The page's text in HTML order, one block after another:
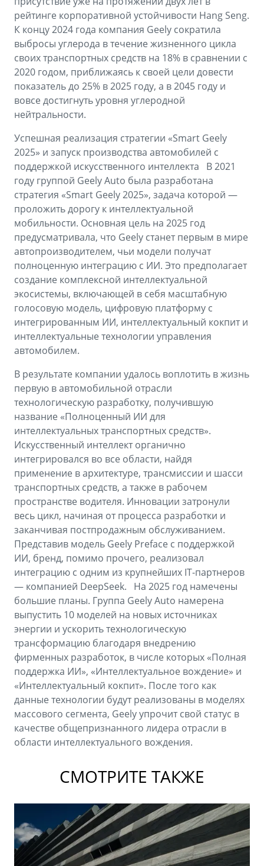
рейтинге корпоративной устойчивости Hang Seng.
К концу 2024 года компания Geely сократила
выбросы углерода в течение жизненного цикла
своих транспортных средств на 18% в сравнении с
2020 годом, приближаясь к своей цели довести
показатель до 25% в 2025 году, а в 2045 году и
вовсе достигнуть уровня углеродной
нейтральности.
Успешная реализация стратегии «Smart Geely
2025» и запуск производства автомобилей с
поддержкой искусственного интеллекта В 2021
году группой Geely Auto была разработана
стратегия «Smart Geely 2025», задача которой —
проложить дорогу к интеллектуальной
мобильности. Основная цель на 2025 год
предусматривала, что Geely станет первым в мире
автопроизводителем, чьи модели получат
полноценную интеграцию с ИИ. Это предполагает
создание комплексной интеллектуальной
экосистемы, включающей в себя масштабную
голосовую модель, цифровую платформу c
интегрированным ИИ, интеллектуальный кокпит и
интеллектуальные технологии управления
автомобилем.
В результате компании удалось воплотить в жизнь
первую в автомобильной отрасли
технологическую разработку, получившую
название «Полноценный ИИ для
интеллектуальных транспортных средств».
Искусственный интеллект органично
интегрировался во все области, найдя
применение в архитектуре, трансмиссии и шасси
транспортных средств, а также в рабочем
пространстве водителя. Инновации затронули
весь цикл, начиная от процесса разработки и
заканчивая постпродажным обслуживанием.
Представив модель Geely Preface с поддержкой
ИИ, бренд, помимо прочего, реализовал
интеграцию с одним из крупнейших IT-партнеров
— компанией DeepSeek. На 2025 год намечены
большие планы. Группа Geely Auto намерена
выпустить 10 моделей на новых источниках
энергии и ускорить технологическую
трансформацию благодаря внедрению
фирменных разработок, в числе которых «Полная
поддержка ИИ», «Интеллектуальное вождение» и
«Интеллектуальный кокпит». После того как
данные технологии будут реализованы в моделях
массового сегмента, Geely упрочит свой статус в
качестве общепризнанного лидера отрасли в
области интеллектуального вождения.
СМОТРИТЕ ТАКЖЕ